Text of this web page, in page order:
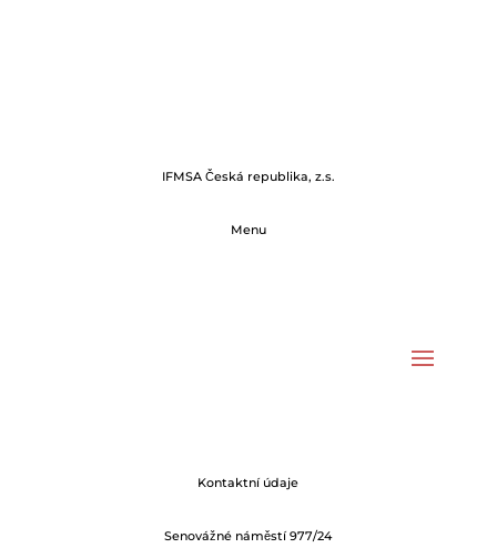
IFMSA Česká republika, z.s.
Menu
Kontaktní údaje
Senovážné náměstí 977/24